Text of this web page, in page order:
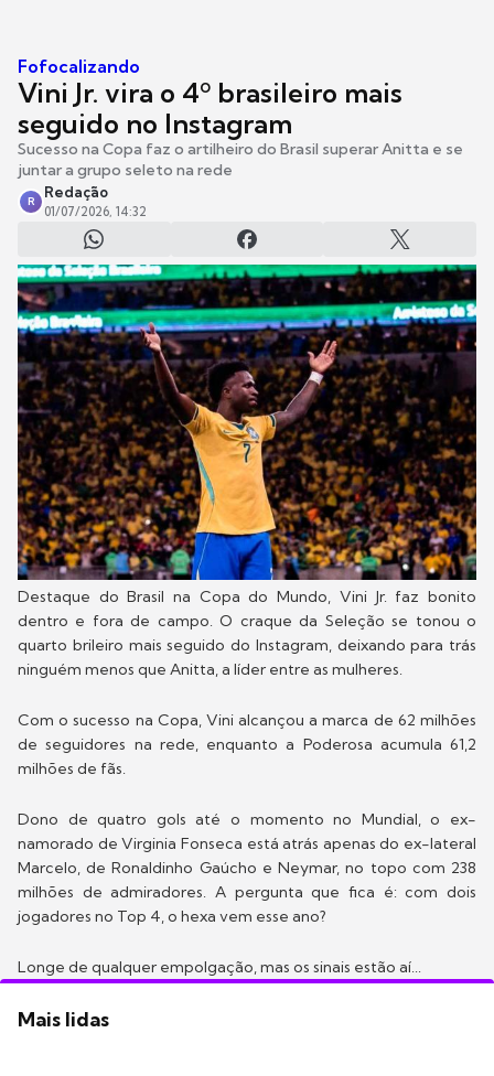
Fofocalizando
Vini Jr. vira o 4º brasileiro mais
seguido no Instagram
Sucesso na Copa faz o artilheiro do Brasil superar Anitta e se
juntar a grupo seleto na rede
R
Redação
01/07/2026, 14:32
Destaque do Brasil na Copa do Mundo, Vini Jr. faz bonito
dentro e fora de campo. O craque da Seleção se tonou o
quarto brileiro mais seguido do Instagram, deixando para trás
ninguém menos que Anitta, a líder entre as mulheres.
Com o sucesso na Copa, Vini alcançou a marca de 62 milhões
de seguidores na rede, enquanto a Poderosa acumula 61,2
milhões de fãs.
Dono de quatro gols até o momento no Mundial, o ex-
namorado de Virginia Fonseca está atrás apenas do ex-lateral
Marcelo, de Ronaldinho Gaúcho e Neymar, no topo com 238
milhões de admiradores. A pergunta que fica é: com dois
jogadores no Top 4, o hexa vem esse ano?
Longe de qualquer empolgação, mas os sinais estão aí...
Mais lidas